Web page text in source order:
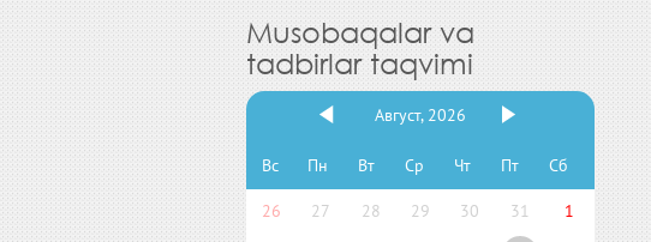
Musobaqalar va
tadbirlar taqvimi
Август, 2026
Вс Пн Вт Ср Чт Пт Сб
26 27 28 29 30 31
1